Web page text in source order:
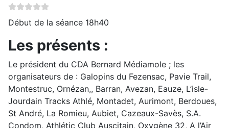
Début de la séance 18h40
Les présents :
Le président du CDA Bernard Médiamole ; les
organisateurs de : Galopins du Fezensac, Pavie Trail,
Montestruc, Ornézan,, Barran, Avezan, Eauze, L’isle-
Jourdain Tracks Athlé, Montadet, Aurimont, Berdoues,
St André, La Romieu, Aubiet, Cazeaux-Savès, S.A.
Condom, Athlétic Club Auscitain, Oxygène 32, A l’Air